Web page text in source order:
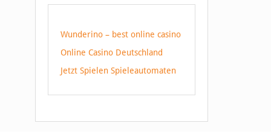
Wunderino – best online casino
Online Casino Deutschland
Jetzt Spielen Spieleautomaten